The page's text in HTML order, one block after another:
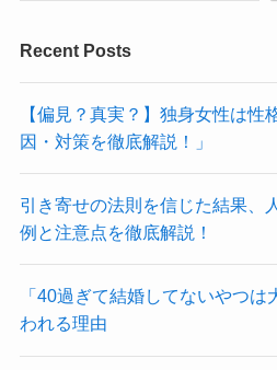
Recent Posts
【偏見？真実？】独身女性は性
因・対策を徹底解説！」
引き寄せの法則を信じた結果、
例と注意点を徹底解説！
「40過ぎて結婚してないやつ
われる理由